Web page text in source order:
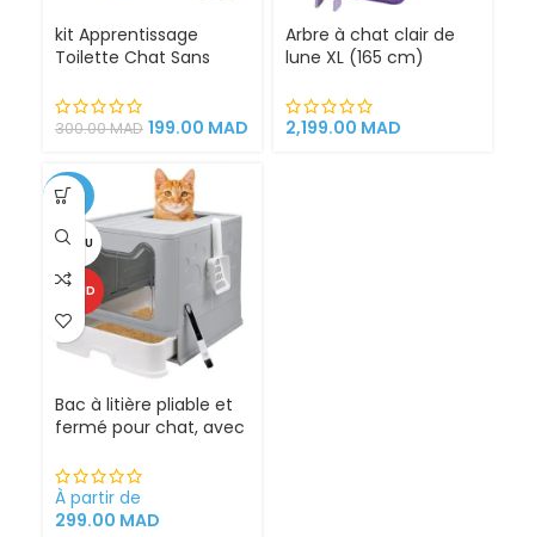
kit Apprentissage
Toilette Chat Sans
300.00MAD 199.00 MAD
Arbre à chat clair de
lune XL (165 cm)
chat griffoirs
2,199.00 MAD
-25%
VENDU
CHAUD
Bac à litière pliable et
fermé pour chat, avec
À partir de
299.00 MAD